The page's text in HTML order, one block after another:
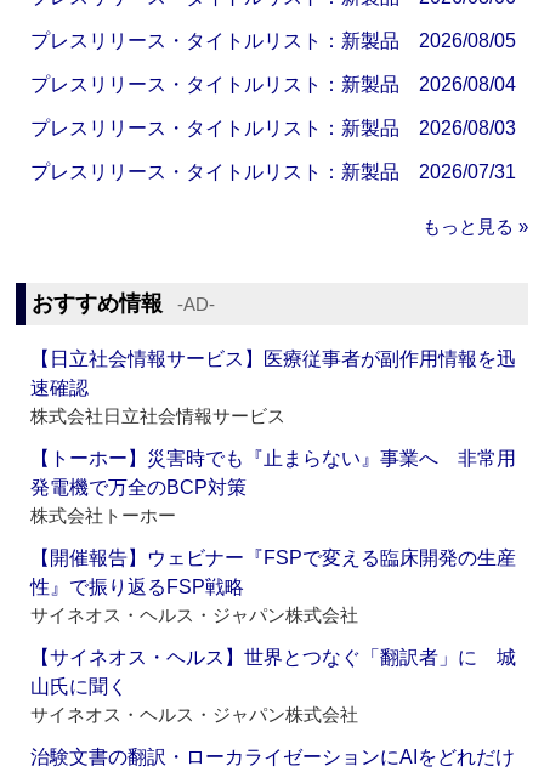
プレスリリース・タイトルリスト：新製品 2026/08/05
プレスリリース・タイトルリスト：新製品 2026/08/04
プレスリリース・タイトルリスト：新製品 2026/08/03
プレスリリース・タイトルリスト：新製品 2026/07/31
もっと見る »
おすすめ情報 ‐AD‐
【日立社会情報サービス】医療従事者が副作用情報を迅
速確認
株式会社日立社会情報サービス
【トーホー】災害時でも『止まらない』事業へ 非常用
発電機で万全のBCP対策
株式会社トーホー
【開催報告】ウェビナー『FSPで変える臨床開発の生産
性』で振り返るFSP戦略
サイネオス・ヘルス・ジャパン株式会社
【サイネオス・ヘルス】世界とつなぐ「翻訳者」に 城
山氏に聞く
サイネオス・ヘルス・ジャパン株式会社
治験文書の翻訳・ローカライゼーションにAIをどれだけ